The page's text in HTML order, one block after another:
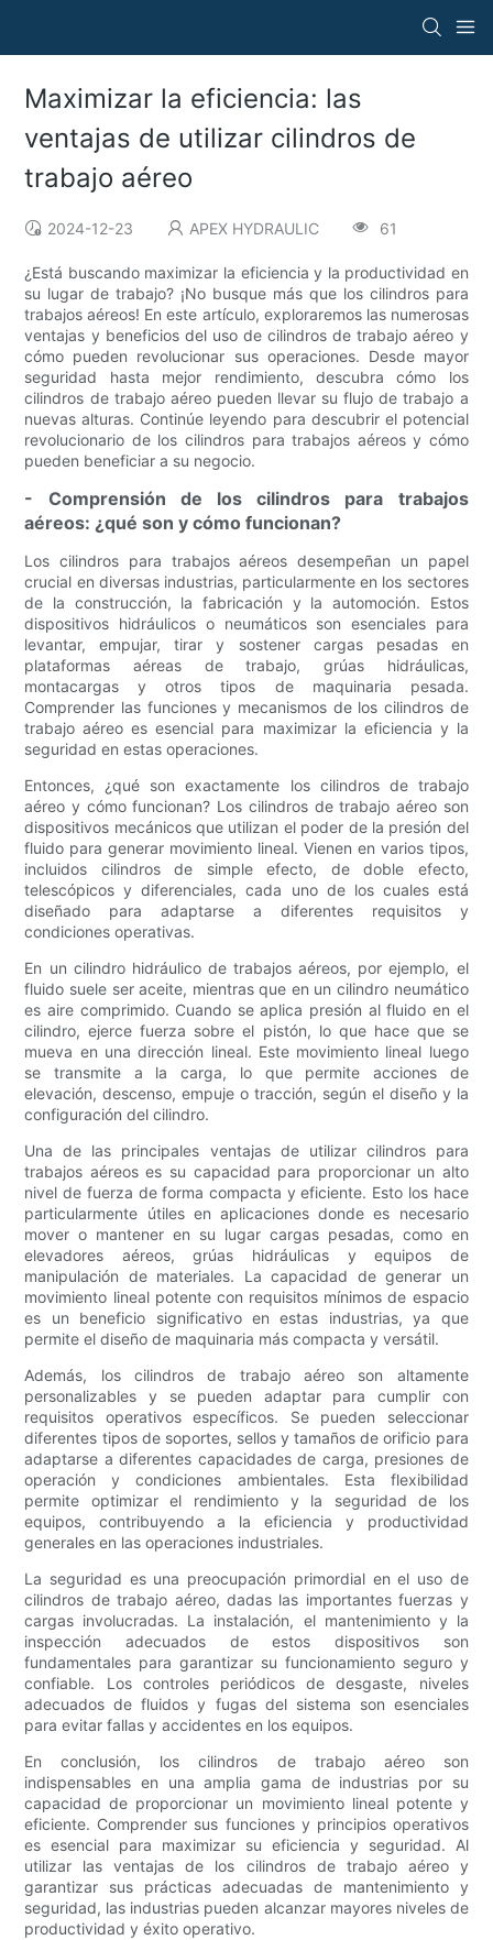
Maximizar la eficiencia: las
ventajas de utilizar cilindros de
trabajo aéreo
2024-12-23 APEX HYDRAULIC 61
¿Está buscando maximizar la eficiencia y la productividad en
su lugar de trabajo? ¡No busque más que los cilindros para
trabajos aéreos! En este artículo, exploraremos las numerosas
ventajas y beneficios del uso de cilindros de trabajo aéreo y
cómo pueden revolucionar sus operaciones. Desde mayor
seguridad hasta mejor rendimiento, descubra cómo los
cilindros de trabajo aéreo pueden llevar su flujo de trabajo a
nuevas alturas. Continúe leyendo para descubrir el potencial
revolucionario de los cilindros para trabajos aéreos y cómo
pueden beneficiar a su negocio.
- Comprensión de los cilindros para trabajos
aéreos: ¿qué son y cómo funcionan?
Los cilindros para trabajos aéreos desempeñan un papel
crucial en diversas industrias, particularmente en los sectores
de la construcción, la fabricación y la automoción. Estos
dispositivos hidráulicos o neumáticos son esenciales para
levantar, empujar, tirar y sostener cargas pesadas en
plataformas aéreas de trabajo, grúas hidráulicas,
montacargas y otros tipos de maquinaria pesada.
Comprender las funciones y mecanismos de los cilindros de
trabajo aéreo es esencial para maximizar la eficiencia y la
seguridad en estas operaciones.
Entonces, ¿qué son exactamente los cilindros de trabajo
aéreo y cómo funcionan? Los cilindros de trabajo aéreo son
dispositivos mecánicos que utilizan el poder de la presión del
fluido para generar movimiento lineal. Vienen en varios tipos,
incluidos cilindros de simple efecto, de doble efecto,
telescópicos y diferenciales, cada uno de los cuales está
diseñado para adaptarse a diferentes requisitos y
condiciones operativas.
En un cilindro hidráulico de trabajos aéreos, por ejemplo, el
fluido suele ser aceite, mientras que en un cilindro neumático
es aire comprimido. Cuando se aplica presión al fluido en el
cilindro, ejerce fuerza sobre el pistón, lo que hace que se
mueva en una dirección lineal. Este movimiento lineal luego
se transmite a la carga, lo que permite acciones de
elevación, descenso, empuje o tracción, según el diseño y la
configuración del cilindro.
Una de las principales ventajas de utilizar cilindros para
trabajos aéreos es su capacidad para proporcionar un alto
nivel de fuerza de forma compacta y eficiente. Esto los hace
particularmente útiles en aplicaciones donde es necesario
mover o mantener en su lugar cargas pesadas, como en
elevadores aéreos, grúas hidráulicas y equipos de
manipulación de materiales. La capacidad de generar un
movimiento lineal potente con requisitos mínimos de espacio
es un beneficio significativo en estas industrias, ya que
permite el diseño de maquinaria más compacta y versátil.
Además, los cilindros de trabajo aéreo son altamente
personalizables y se pueden adaptar para cumplir con
requisitos operativos específicos. Se pueden seleccionar
diferentes tipos de soportes, sellos y tamaños de orificio para
adaptarse a diferentes capacidades de carga, presiones de
operación y condiciones ambientales. Esta flexibilidad
permite optimizar el rendimiento y la seguridad de los
equipos, contribuyendo a la eficiencia y productividad
generales en las operaciones industriales.
La seguridad es una preocupación primordial en el uso de
cilindros de trabajo aéreo, dadas las importantes fuerzas y
cargas involucradas. La instalación, el mantenimiento y la
inspección adecuados de estos dispositivos son
fundamentales para garantizar su funcionamiento seguro y
confiable. Los controles periódicos de desgaste, niveles
adecuados de fluidos y fugas del sistema son esenciales
para evitar fallas y accidentes en los equipos.
En conclusión, los cilindros de trabajo aéreo son
indispensables en una amplia gama de industrias por su
capacidad de proporcionar un movimiento lineal potente y
eficiente. Comprender sus funciones y principios operativos
es esencial para maximizar su eficiencia y seguridad. Al
utilizar las ventajas de los cilindros de trabajo aéreo y
garantizar sus prácticas adecuadas de mantenimiento y
seguridad, las industrias pueden alcanzar mayores niveles de
productividad y éxito operativo.